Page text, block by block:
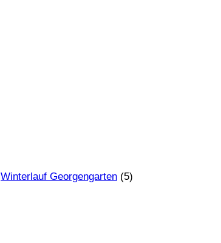
Winterlauf Georgengarten (5)